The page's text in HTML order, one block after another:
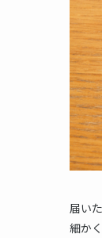
届い
細か